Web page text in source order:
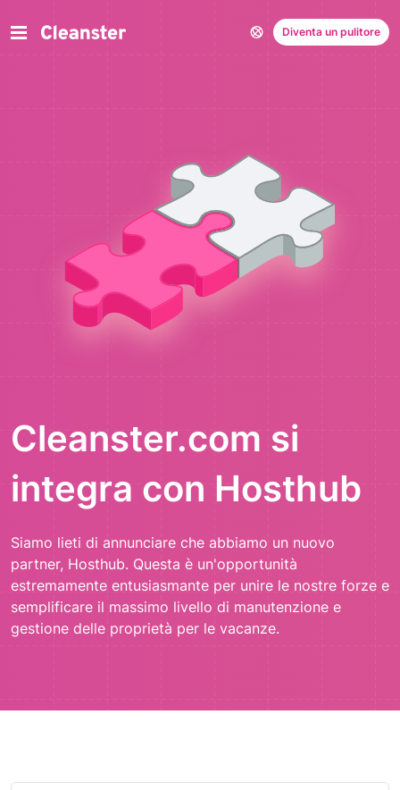
Diventa un pulitore
Cleanster.com si
integra con Hosthub
Siamo lieti di annunciare che abbiamo un nuovo
partner, Hosthub. Questa è un'opportunità
estremamente entusiasmante per unire le nostre forze e
semplificare il massimo livello di manutenzione e
gestione delle proprietà per le vacanze.